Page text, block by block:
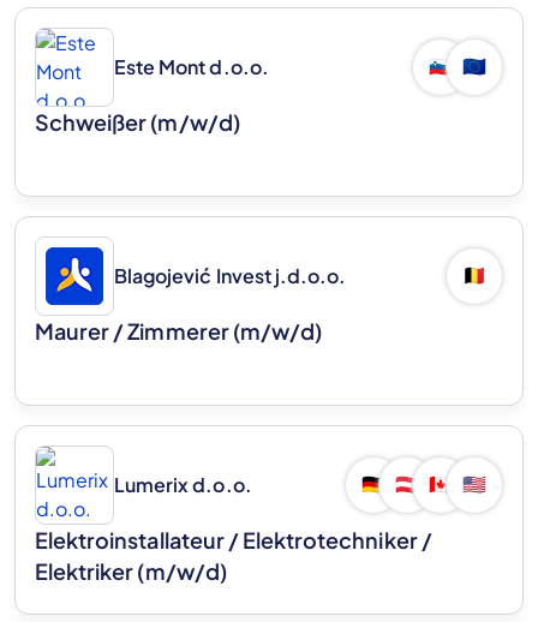
Este Mont d.o.o. 🇸🇮 🇪🇺
Schweißer (m/w/d)
Blagojević Invest j.d.o.o. 🇧🇪
Maurer / Zimmerer (m/w/d)
Lumerix d.o.o. 🇩🇪 🇦🇹 🇨🇦 🇺🇸
Elektroinstallateur / Elektrotechniker /
Elektriker (m/w/d)